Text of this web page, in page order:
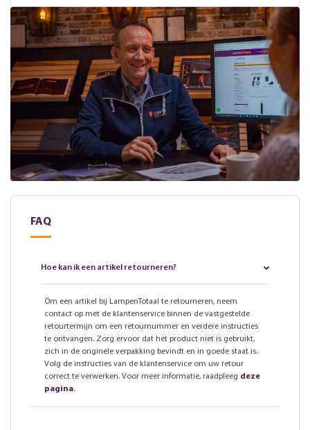
FAQ
Hoe kan ik een artikel retourneren?
Om een artikel bij LampenTotaal te retourneren, neem
contact op met de klantenservice binnen de vastgestelde
retourtermijn om een retournummer en verdere instructies
te ontvangen. Zorg ervoor dat het product niet is gebruikt,
zich in de originele verpakking bevindt en in goede staat is.
Volg de instructies van de klantenservice om uw retour
correct te verwerken. Voor meer informatie, raadpleeg deze
pagina.